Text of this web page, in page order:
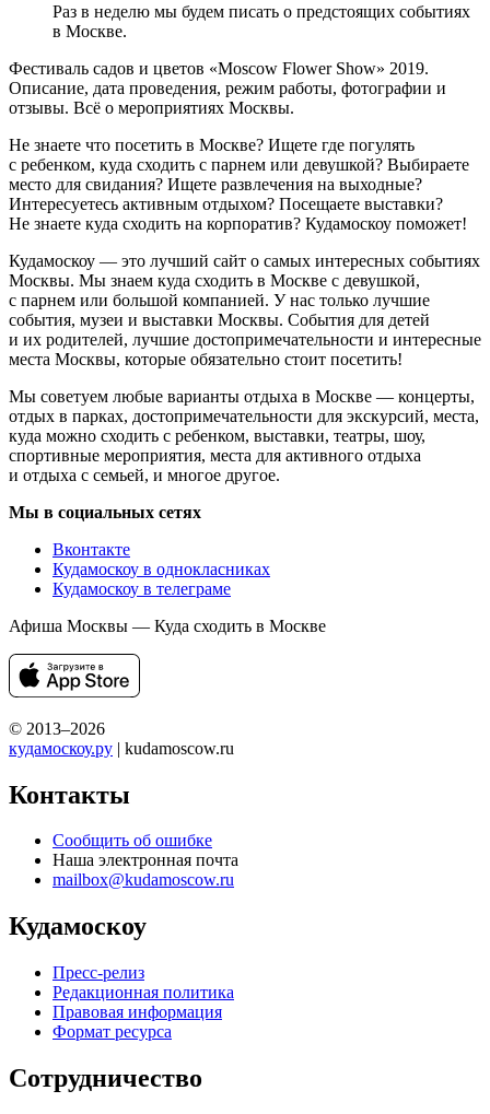
Раз в неделю мы будем писать о предстоящих событиях
в Москве.
Фестиваль садов и цветов «Moscow Flower Show» 2019.
Описание, дата проведения, режим работы, фотографии и
отзывы. Всё о мероприятиях Москвы.
Не знаете что посетить в Москве? Ищете где погулять
с ребенком, куда сходить с парнем или девушкой? Выбираете
место для свидания? Ищете развлечения на выходные?
Интересуетесь активным отдыхом? Посещаете выставки?
Не знаете куда сходить на корпоратив? Кудамоскоу поможет!
Кудамоскоу — это лучший сайт о самых интересных событиях
Москвы. Мы знаем куда сходить в Москве с девушкой,
с парнем или большой компанией. У нас только лучшие
события, музеи и выставки Москвы. События для детей
и их родителей, лучшие достопримечательности и интересные
места Москвы, которые обязательно стоит посетить!
Мы советуем любые варианты отдыха в Москве — концерты,
отдых в парках, достопримечательности для экскурсий, места,
куда можно сходить с ребенком, выставки, театры, шоу,
спортивные мероприятия, места для активного отдыха
и отдыха с семьей, и многое другое.
Мы в социальных сетях
Вконтакте
Кудамоскоу в однокласниках
Кудамоскоу в телеграме
Афиша Москвы — Куда сходить в Москве
© 2013–2026
кудамоскоу.ру | kudamoscow.ru
Контакты
Сообщить об ошибке
Наша электронная почта
mailbox@kudamoscow.ru
Кудамоскоу
Пресс-релиз
Редакционная политика
Правовая информация
Формат ресурса
Сотрудничество